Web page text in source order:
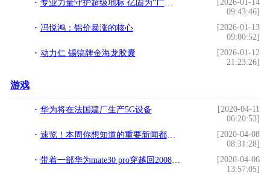
专业力量守护超级地标 亿固为“广州白云国际机场”筑牢品质基石！
[2026-01-14
09:43:46]
冯悦鸿：铝价暴涨的核心
[2026-01-13
09:00:52]
动力仁 锡镐牌金海龙胶囊
[2026-01-12
21:23:26]
游戏
华为将在法国建厂生产5G设备
[2020-04-11
06:20:53]
速览！本周你想知道的重要新闻都在这了
[2020-04-08
08:31:28]
带着一部华为mate30 pro穿越回2008年，会是什么情景？
[2020-04-06
13:57:05]